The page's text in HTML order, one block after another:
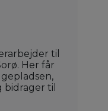
til
Her får
til